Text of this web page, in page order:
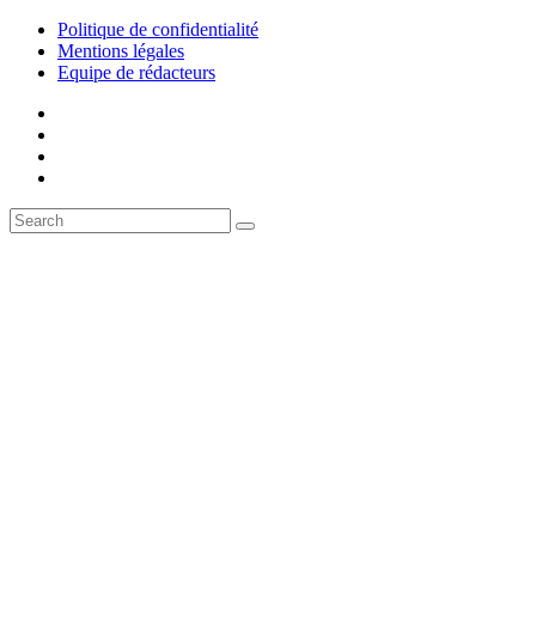
Politique de confidentialité
Mentions légales
Equipe de rédacteurs